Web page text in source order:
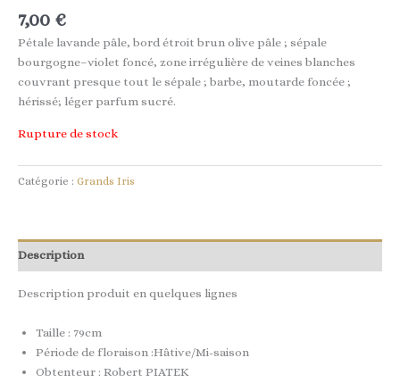
7,00 €
Pétale lavande pâle, bord étroit brun olive pâle ; sépale
bourgogne–violet foncé, zone irrégulière de veines blanches
couvrant presque tout le sépale ; barbe, moutarde foncée ;
hérissé; léger parfum sucré.
Rupture de stock
Catégorie : Grands Iris
Description
Description produit en quelques lignes
Taille : 79cm
Période de floraison :Hâtive/Mi-saison
Obtenteur : Robert PIATEK